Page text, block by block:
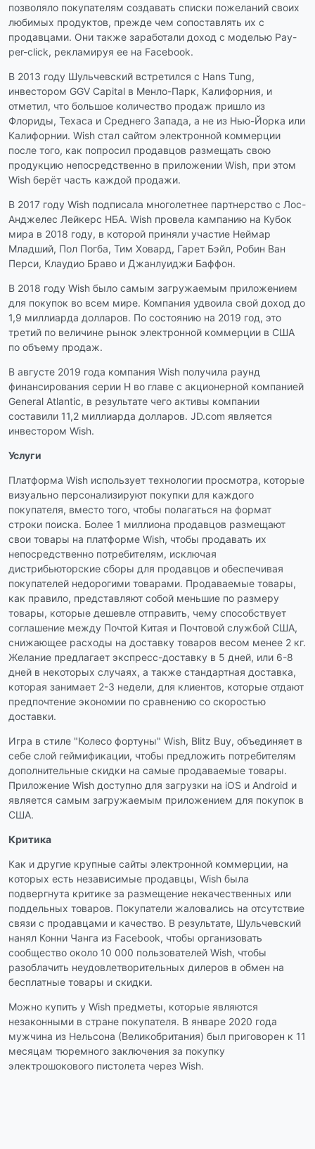
позволяло покупателям создавать списки пожеланий своих
любимых продуктов, прежде чем сопоставлять их с
продавцами. Они также заработали доход с моделью Pay-
per-click, рекламируя ее на Facebook.
В 2013 году Шульчевский встретился с Hans Tung,
инвестором GGV Capital в Менло-Парк, Калифорния, и
отметил, что большое количество продаж пришло из
Флориды, Техаса и Среднего Запада, а не из Нью-Йорка или
Калифорнии. Wish стал сайтом электронной коммерции
после того, как попросил продавцов размещать свою
продукцию непосредственно в приложении Wish, при этом
Wish берёт часть каждой продажи.
В 2017 году Wish подписала многолетнее партнерство с Лос-
Анджелес Лейкерс НБА. Wish провела кампанию на Кубок
мира в 2018 году, в которой приняли участие Неймар
Младший, Пол Погба, Тим Ховард, Гарет Бэйл, Робин Ван
Перси, Клаудио Браво и Джанлуиджи Баффон.
В 2018 году Wish было самым загружаемым приложением
для покупок во всем мире. Компания удвоила свой доход до
1,9 миллиарда долларов. По состоянию на 2019 год, это
третий по величине рынок электронной коммерции в США
по объему продаж.
В августе 2019 года компания Wish получила раунд
финансирования серии H во главе с акционерной компанией
General Atlantic, в результате чего активы компании
составили 11,2 миллиарда долларов. JD.com является
инвестором Wish.
Услуги
Платформа Wish использует технологии просмотра, которые
визуально персонализируют покупки для каждого
покупателя, вместо того, чтобы полагаться на формат
строки поиска. Более 1 миллиона продавцов размещают
свои товары на платформе Wish, чтобы продавать их
непосредственно потребителям, исключая
дистрибьюторские сборы для продавцов и обеспечивая
покупателей недорогими товарами. Продаваемые товары,
как правило, представляют собой меньшие по размеру
товары, которые дешевле отправить, чему способствует
соглашение между Почтой Китая и Почтовой службой США,
снижающее расходы на доставку товаров весом менее 2 кг.
Желание предлагает экспресс-доставку в 5 дней, или 6-8
дней в некоторых случаях, а также стандартная доставка,
которая занимает 2-3 недели, для клиентов, которые отдают
предпочтение экономии по сравнению со скоростью
доставки.
Игра в стиле "Колесо фортуны" Wish, Blitz Buy, объединяет в
себе слой геймификации, чтобы предложить потребителям
дополнительные скидки на самые продаваемые товары.
Приложение Wish доступно для загрузки на iOS и Android и
является самым загружаемым приложением для покупок в
США.
Критика
Как и другие крупные сайты электронной коммерции, на
которых есть независимые продавцы, Wish была
подвергнута критике за размещение некачественных или
поддельных товаров. Покупатели жаловались на отсутствие
связи с продавцами и качество. В результате, Шульчевский
нанял Конни Чанга из Facebook, чтобы организовать
сообщество около 10 000 пользователей Wish, чтобы
разоблачить неудовлетворительных дилеров в обмен на
бесплатные товары и скидки.
Можно купить у Wish предметы, которые являются
незаконными в стране покупателя. В январе 2020 года
мужчина из Нельсона (Великобритания) был приговорен к 11
месяцам тюремного заключения за покупку
электрошокового пистолета через Wish.